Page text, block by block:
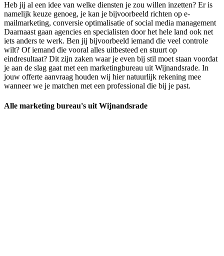
Heb jij al een idee van welke diensten je zou willen inzetten? Er is
namelijk keuze genoeg, je kan je bijvoorbeeld richten op e-
mailmarketing, conversie optimalisatie of social media management
Daarnaast gaan agencies en specialisten door het hele land ook net
iets anders te werk. Ben jij bijvoorbeeld iemand die veel controle
wilt? Of iemand die vooral alles uitbesteed en stuurt op
eindresultaat? Dit zijn zaken waar je even bij stil moet staan voordat
je aan de slag gaat met een marketingbureau uit Wijnandsrade. In
jouw offerte aanvraag houden wij hier natuurlijk rekening mee
wanneer we je matchen met een professional die bij je past.
Alle marketing bureau's uit Wijnandsrade